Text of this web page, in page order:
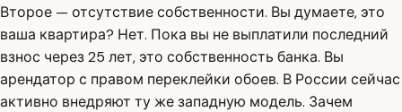
Второе — отсутствие собственности. Вы думаете, это
ваша квартира? Нет. Пока вы не выплатили последний
взнос через 25 лет, это собственность банка. Вы
арендатор с правом переклейки обоев. В России сейчас
активно внедряют ту же западную модель. Зачем